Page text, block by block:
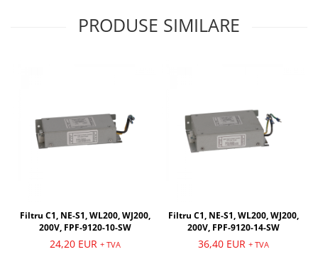
PRODUSE SIMILARE
Filtru C1, NE-S1, WL200, WJ200,
200V, FPF-9120-10-SW
24,20 EUR + TVA
Filtru C1, NE-S1, WL200, WJ200,
200V, FPF-9120-14-SW
36,40 EUR + TVA